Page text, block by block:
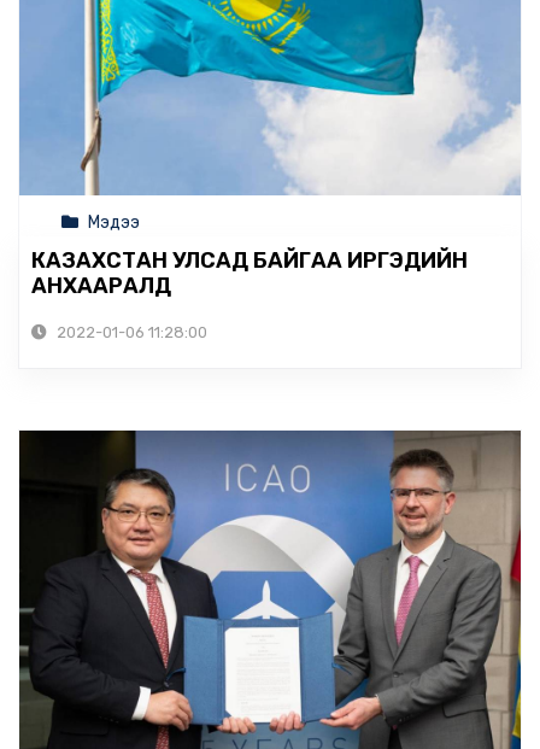
Мэдээ
КАЗАХСТАН УЛСАД БАЙГАА ИРГЭДИЙН
АНХААРАЛД
2022-01-06 11:28:00